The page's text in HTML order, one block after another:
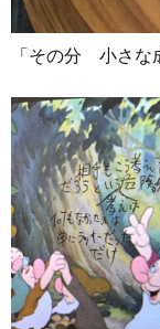
「その分 小さな